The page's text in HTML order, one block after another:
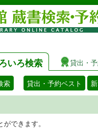
いろ検索 貸出・
索 貸出・予約ベスト
索することがで